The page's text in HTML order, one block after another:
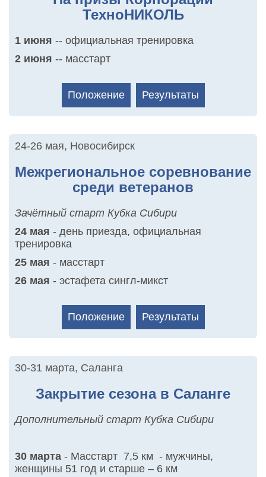
ТехноНИКОЛЬ
1 июня -- официальная тренировка
2 июня -- масстарт
Положение Результаты
24-26 мая, Новосибирск
Межрегиональное соревнование
среди ветеранов
Зачётный старт Кубка Сибири
24 мая - день приезда, официальная
тренировка
25 мая - масстарт
26 мая - эстафета сингл-микст
Положение Результаты
30-31 марта, Саланга
Закрытие сезона в Саланге
Дополнительный старт Кубка Сибири
30 марта - Масстарт 7,5 км - мужчины,
женщины 51 год и старше – 6 км